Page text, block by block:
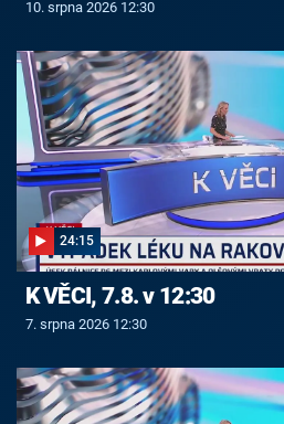
10. srpna 2026 12:30
24:15
K VĚCI, 7.8. v 12:30
7. srpna 2026 12:30